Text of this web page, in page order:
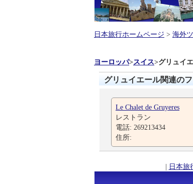
日本旅行ホームページ > 海外
ヨーロッパ>スイス>グリュイ
グリュイエール関連の
Le Chalet de Gruyeres
レストラン
電話: 269213434
住所:
| 日本旅